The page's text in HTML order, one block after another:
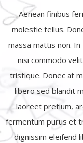
Aenean finibus
molestie tellus.
massa mattis non.
nisi commodo
tristique. Donec at
libero sed blandit
laoreet pretium,
fermentum purus et
dignissim eleifend